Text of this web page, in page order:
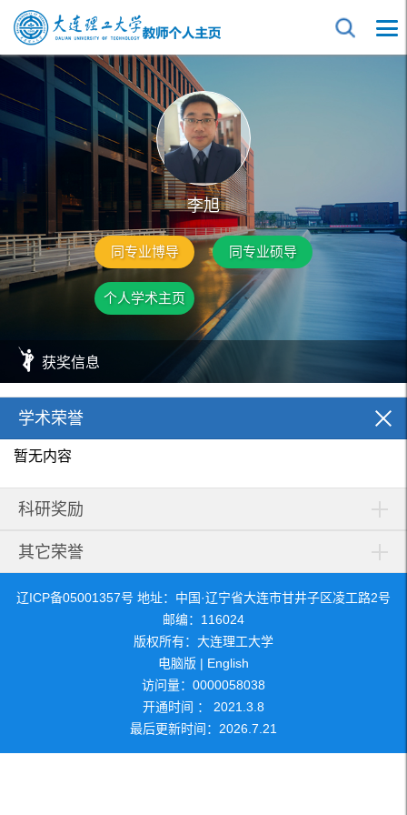
李旭
同专业博导 同专业硕导
个人学术主页
获奖信息
学术荣誉
暂无内容
科研奖励
其它荣誉
辽ICP备05001357号 地址：中国·辽宁省大连市甘井子区凌工路2号
邮编：116024
版权所有：大连理工大学
电脑版 | English
访问量： 0000058038
开通时间 ： 2021 3 8
最后更新时间： 2026 7 21